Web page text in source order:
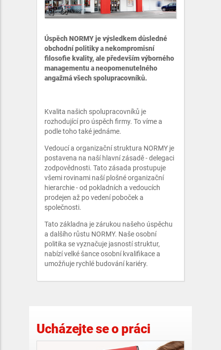
Úspěch NORMY je výsledkem důsledné
obchodní politiky a nekompromisní
filosofie kvality, ale především výborného
managementu a neopomenutelného
angažmá všech spolupracovníků.
Kvalita našich spolupracovníků je
rozhodující pro úspěch firmy. To víme a
podle toho také jednáme.
Vedoucí a organizační struktura NORMY je
postavena na naší hlavní zásadě - delegaci
zodpovědnosti. Tato zásada prostupuje
všemi rovinami naší plošné organizační
hierarchie - od pokladních a vedoucích
prodejen až po vedení poboček a
společnosti.
Tato základna je zárukou našeho úspěchu
a dalšího růstu NORMY. Naše osobní
politika se vyznačuje jasností struktur,
nabízí velké šance osobní kvalifikace a
umožňuje rychlé budování kariéry.
Ucházejte se o práci